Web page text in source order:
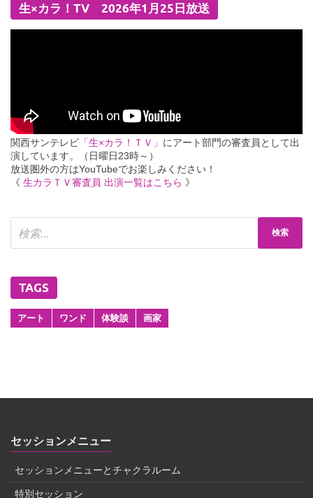
生×カラ！TV 2026年1月25日放送
関西サンテレビ 「生×カラ！ＴＶ」 にアート部門の審査員として出
演しています。（日曜日23時～）
放送圏外の方はYouTubeでお楽しみください！
《 生カラＴＶ審査員 出演一覧はこちら 》
TAGS
アート ワンド 体験談 画家
セッションメニュー
セッションメニューとチャクラルーム
特別セッション